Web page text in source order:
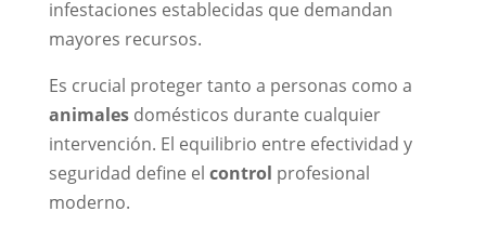
infestaciones establecidas que demandan
mayores recursos.
Es crucial proteger tanto a personas como a
animalesdomésticos durante cualquier
intervención. El equilibrio entre efectividad y
seguridad define el control profesional
moderno.